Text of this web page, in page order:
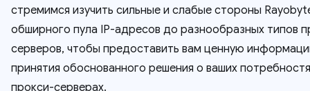
стремимся изучить сильные и слабые стороны
обширного пула IP-адресов до разнообразных типов
серверов, чтобы предоставить вам ценную
принятия обоснованного решения о ваших
прокси-серверах.